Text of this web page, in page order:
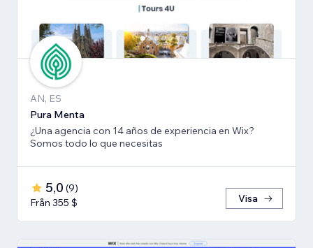
AN, ES
Pura Menta
¿Una agencia con 14 años de experiencia en Wix?
Somos todo lo que necesitas
5,0 (9)
Från 355 $
Visa